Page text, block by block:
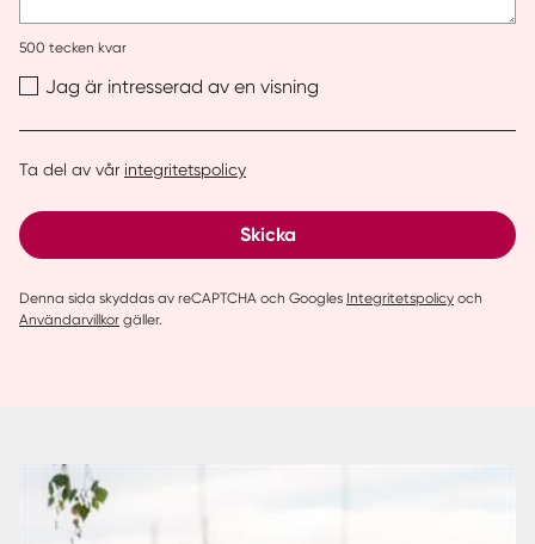
500 tecken kvar
Jag är intresserad av en visning
Ta del av vår integritetspolicy
Skicka
Denna sida skyddas av reCAPTCHA och Googles Integritetspolicy och
Användarvillkor gäller.